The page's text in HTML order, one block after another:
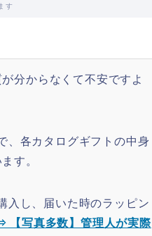
す
分からなくて不安ですよ
、各カタログギフトの中身
す。
入し、届いた時のラッピン
【写真多数】管理人が実際